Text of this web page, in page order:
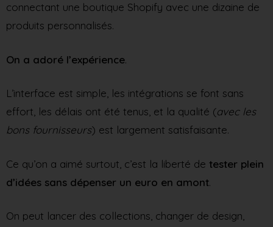
connectant une boutique Shopify avec une dizaine de
produits personnalisés.
On a adoré l’expérience.
L’interface est simple, les intégrations se font sans
effort, les délais ont été tenus, et la qualité (avec les
bons fournisseurs) est largement satisfaisante.
Ce qu’on a aimé surtout, c’est la liberté de tester plein
d’idées sans dépenser un euro en amont.
On peut lancer des collections, changer de design,